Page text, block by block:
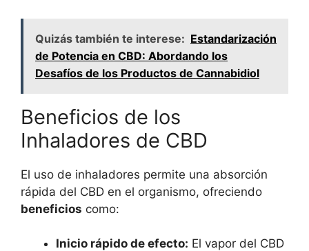
Quizás también te interese: Estandarización
de Potencia en CBD: Abordando los
Desafíos de los Productos de Cannabidiol
Beneficios de los
Inhaladores de CBD
El uso de inhaladores permite una absorción
rápida del CBD en el organismo, ofreciendo
beneficios como:
Inicio rápido de efecto: El vapor del CBD